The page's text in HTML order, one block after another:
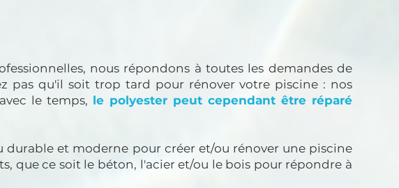
nous répondons à toutes les demandes de
pas qu'il soit trop tard pour rénover votre piscine : nos
le temps, le polyester peut cependant être réparé
et moderne pour créer et/ou rénover une piscine
que ce soit le béton, l'acier et/ou le bois pour répondre à